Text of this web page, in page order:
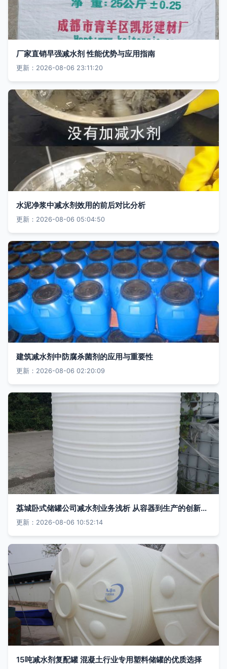
厂家直销早强减水剂 性能优势与应用指南
更新：2026-08-06 23:11:20
水泥净浆中减水剂效用的前后对比分析
更新：2026-08-06 05:04:50
建筑减水剂中防腐杀菌剂的应用与重要性
更新：2026-08-06 02:20:09
荔城卧式储罐公司减水剂业务浅析 从容器到生产的创新整合
更新：2026-08-06 10:52:14
15吨减水剂复配罐 混凝土行业专用塑料储罐的优质选择